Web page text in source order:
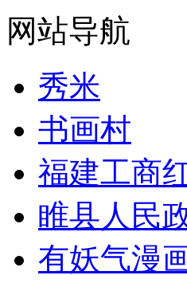
网站导航
秀米
书画村
福建工商
睢县人民
有妖气漫